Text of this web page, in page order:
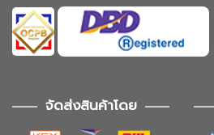
จัดส่งสินค้าโดย